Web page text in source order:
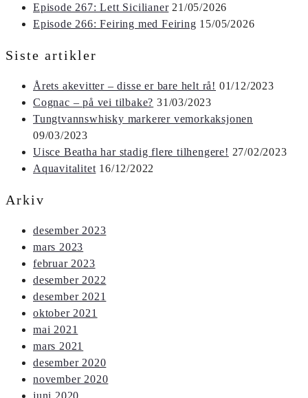
Episode 267: Lett Sicilianer 21/05/2026
Episode 266: Feiring med Feiring 15/05/2026
Siste artikler
Årets akevitter – disse er bare helt rå! 01/12/2023
Cognac – på vei tilbake? 31/03/2023
Tungtvannswhisky markerer vemorkaksjonen
09/03/2023
Uisce Beatha har stadig flere tilhengere! 27/02/2023
Aquavitalitet 16/12/2022
Arkiv
desember 2023
mars 2023
februar 2023
desember 2022
desember 2021
oktober 2021
mai 2021
mars 2021
desember 2020
november 2020